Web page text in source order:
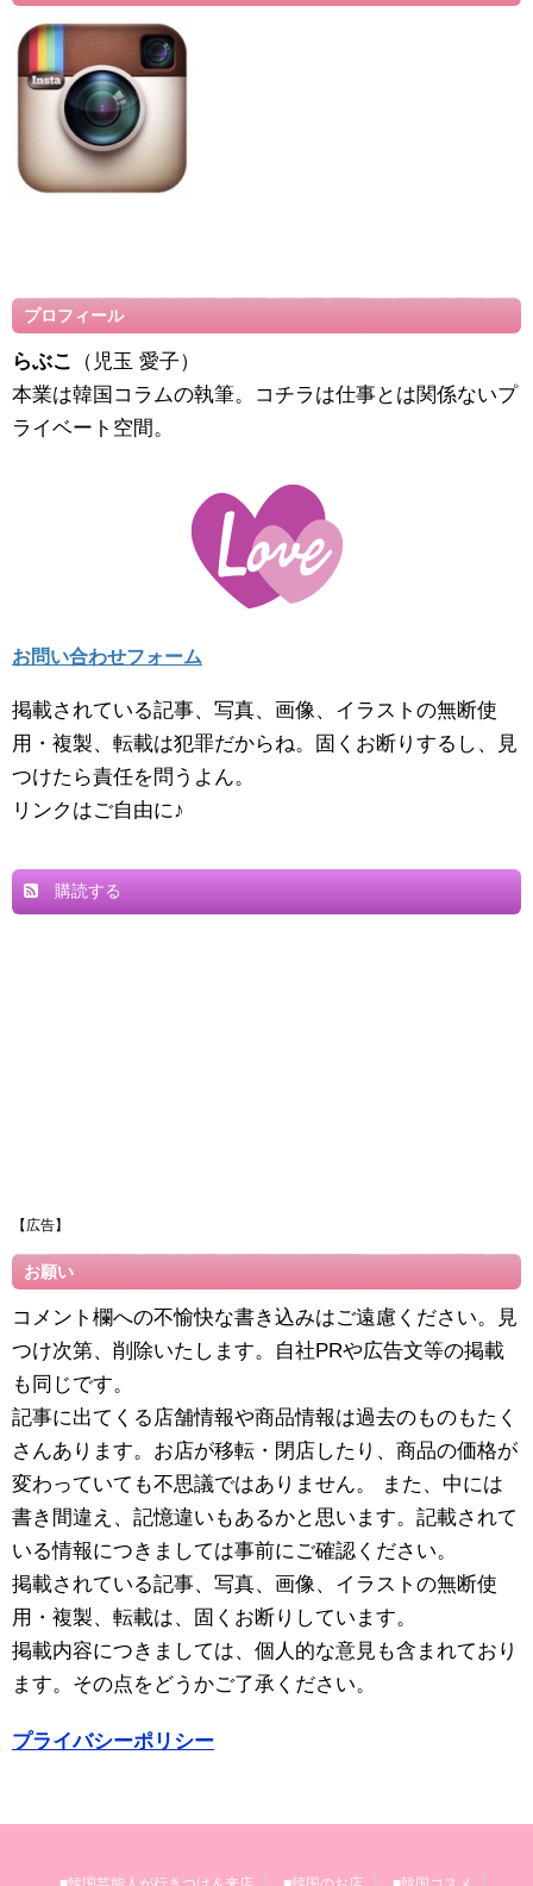
プロフィール
らぶこ
（児玉 愛子）
本業は韓国コラムの執筆。コチラは仕事とは関係ないプ
ライベート空間。
お問い合わせフォーム
掲載されている記事、写真、画像、イラストの無断使
用・複製、転載は犯罪だからね。固くお断りするし、見
つけたら責任を問うよん。
リンクはご自由に♪
購読する
【広告】
お願い
コメント欄への不愉快な書き込みはご遠慮ください。見
つけ次第、削除いたします。自社PRや広告文等の掲載
も同じです。
記事に出てくる店舗情報や商品情報は過去のものもたく
さんあります。お店が移転・閉店したり、商品の価格が
変わっていても不思議ではありません。 また、中には
書き間違え、記憶違いもあるかと思います。記載されて
いる情報につきましては事前にご確認ください。
掲載されている記事、写真、画像、イラストの無断使
用・複製、転載は、固くお断りしています。
掲載内容につきましては、個人的な意見も含まれており
ます。その点をどうかご了承ください。
プライバシーポリシー